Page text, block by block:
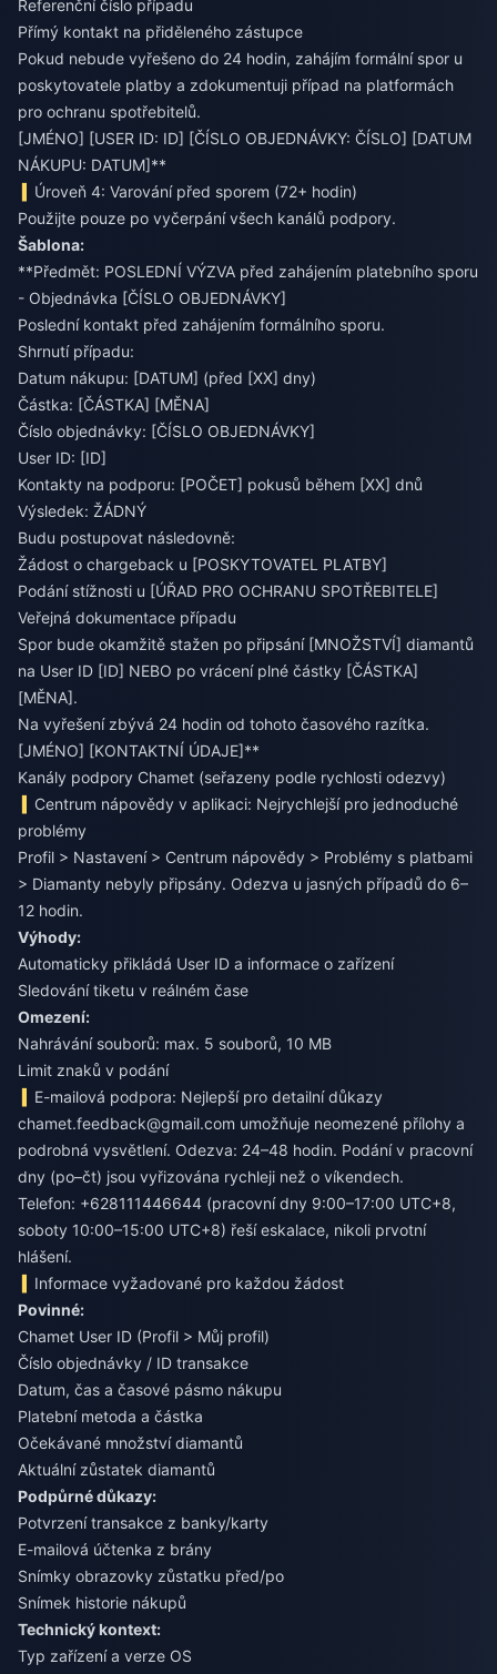
Referenční číslo případu
Přímý kontakt na přiděleného zástupce
Pokud nebude vyřešeno do 24 hodin, zahájím formální spor u
poskytovatele platby a zdokumentuji případ na platformách
pro ochranu spotřebitelů.
[JMÉNO] [USER ID: ID] [ČÍSLO OBJEDNÁVKY: ČÍSLO] [DATUM
NÁKUPU: DATUM]**
Úroveň 4: Varování před sporem (72+ hodin)
Použijte pouze po vyčerpání všech kanálů podpory.
Šablona:
**Předmět: POSLEDNÍ VÝZVA před zahájením platebního sporu
- Objednávka [ČÍSLO OBJEDNÁVKY]
Poslední kontakt před zahájením formálního sporu.
Shrnutí případu:
Datum nákupu: [DATUM] (před [XX] dny)
Částka: [ČÁSTKA] [MĚNA]
Číslo objednávky: [ČÍSLO OBJEDNÁVKY]
User ID: [ID]
Kontakty na podporu: [POČET] pokusů během [XX] dnů
Výsledek: ŽÁDNÝ
Budu postupovat následovně:
Žádost o chargeback u [POSKYTOVATEL PLATBY]
Podání stížnosti u [ÚŘAD PRO OCHRANU SPOTŘEBITELE]
Veřejná dokumentace případu
Spor bude okamžitě stažen po připsání [MNOŽSTVÍ] diamantů
na User ID [ID] NEBO po vrácení plné částky [ČÁSTKA]
[MĚNA].
Na vyřešení zbývá 24 hodin od tohoto časového razítka.
[JMÉNO] [KONTAKTNÍ ÚDAJE]**
Kanály podpory Chamet (seřazeny podle rychlosti odezvy)
Centrum nápovědy v aplikaci: Nejrychlejší pro jednoduché
problémy
Profil > Nastavení > Centrum nápovědy > Problémy s platbami
> Diamanty nebyly připsány. Odezva u jasných případů do 6–
12 hodin.
Výhody:
Automaticky přikládá User ID a informace o zařízení
Sledování tiketu v reálném čase
Omezení:
Nahrávání souborů: max. 5 souborů, 10 MB
Limit znaků v podání
E-mailová podpora: Nejlepší pro detailní důkazy
chamet.feedback@gmail.com umožňuje neomezené přílohy a
podrobná vysvětlení. Odezva: 24–48 hodin. Podání v pracovní
dny (po–čt) jsou vyřizována rychleji než o víkendech.
Telefon: +628111446644 (pracovní dny 9:00–17:00 UTC+8,
soboty 10:00–15:00 UTC+8) řeší eskalace, nikoli prvotní
hlášení.
Informace vyžadované pro každou žádost
Povinné:
Chamet User ID (Profil > Můj profil)
Číslo objednávky / ID transakce
Datum, čas a časové pásmo nákupu
Platební metoda a částka
Očekávané množství diamantů
Aktuální zůstatek diamantů
Podpůrné důkazy:
Potvrzení transakce z banky/karty
E-mailová účtenka z brány
Snímky obrazovky zůstatku před/po
Snímek historie nákupů
Technický kontext:
Typ zařízení a verze OS